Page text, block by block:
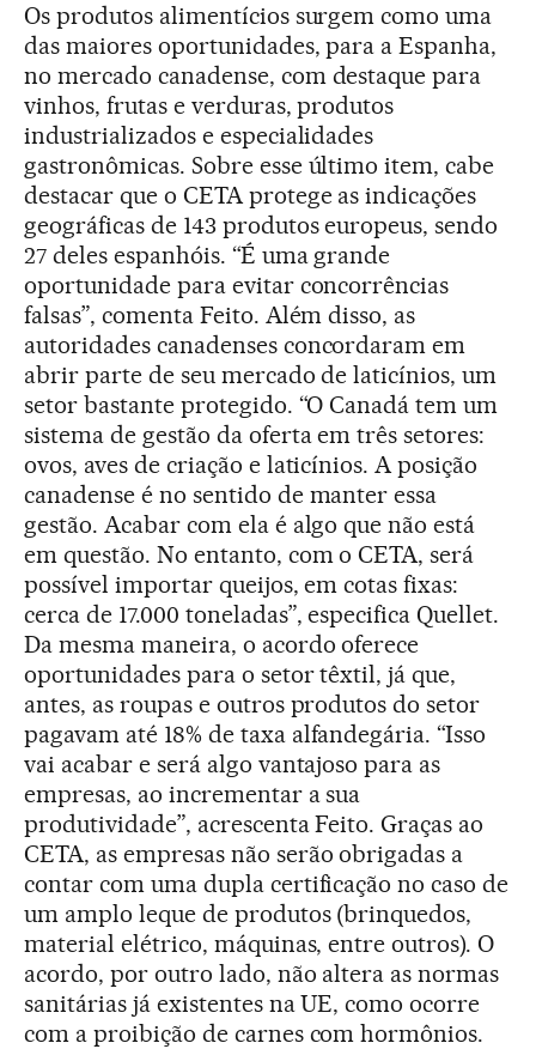
Os produtos alimentícios surgem como uma
das maiores oportunidades, para a Espanha,
no mercado canadense, com destaque para
vinhos, frutas e verduras, produtos
industrializados e especialidades
gastronômicas. Sobre esse último item, cabe
destacar que o CETA protege as indicações
geográficas de 143 produtos europeus, sendo
27 deles espanhóis. “É uma grande
oportunidade para evitar concorrências
falsas”, comenta Feito. Além disso, as
autoridades canadenses concordaram em
abrir parte de seu mercado de laticínios, um
setor bastante protegido. “O Canadá tem um
sistema de gestão da oferta em três setores:
ovos, aves de criação e laticínios. A posição
canadense é no sentido de manter essa
gestão. Acabar com ela é algo que não está
em questão. No entanto, com o CETA, será
possível importar queijos, em cotas fixas:
cerca de 17.000 toneladas”, especifica Quellet.
Da mesma maneira, o acordo oferece
oportunidades para o setor têxtil, já que,
antes, as roupas e outros produtos do setor
pagavam até 18% de taxa alfandegária. “Isso
vai acabar e será algo vantajoso para as
empresas, ao incrementar a sua
produtividade”, acrescenta Feito. Graças ao
CETA, as empresas não serão obrigadas a
contar com uma dupla certificação no caso de
um amplo leque de produtos (brinquedos,
material elétrico, máquinas, entre outros). O
acordo, por outro lado, não altera as normas
sanitárias já existentes na UE, como ocorre
com a proibição de carnes com hormônios.